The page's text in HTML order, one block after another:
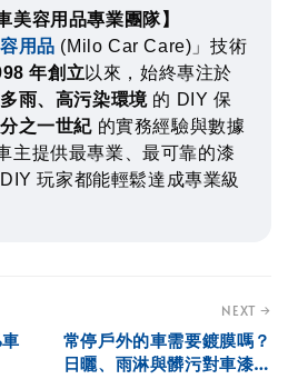
美容用品專業團隊】
用品 (Milo Car Care)」技術
年創立 以來，始終專注於
雨、高污染環境的 DIY 保
之一世紀 的實務經驗與數據
主提供最專業、最可靠的漆
玩家都能輕鬆達成專業級
NEXT →
常停戶外的車需要鍍膜嗎？
日曬、雨淋與髒污對車漆的